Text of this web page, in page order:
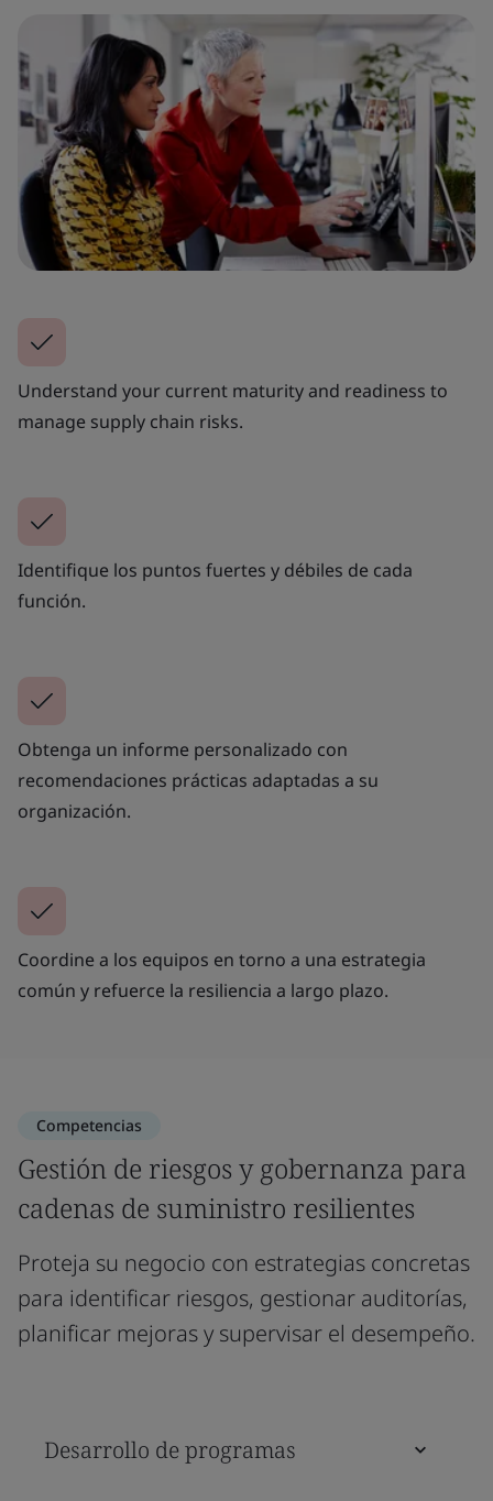
Understand your current maturity and readiness to
manage supply chain risks.
Identifique los puntos fuertes y débiles de cada
función.
Obtenga un informe personalizado con
recomendaciones prácticas adaptadas a su
organización.
Coordine a los equipos en torno a una estrategia
común y refuerce la resiliencia a largo plazo.
Competencias
Gestión de riesgos y gobernanza para
cadenas de suministro resilientes
Proteja su negocio con estrategias concretas
para identificar riesgos, gestionar auditorías,
planificar mejoras y supervisar el desempeño.
Desarrollo de programas